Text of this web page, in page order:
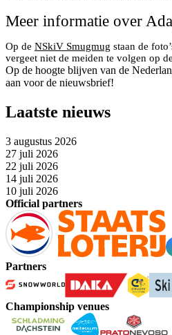
Meer informatie over
Op de NSkiV Smugmug staan de
vergeet niet de meiden te volgen op de
Op de hoogte blijven van de
aan voor de nieuwsbrief!
Laatste nieuws
3 augustus 2026
27 juli 2026
22 juli 2026
14 juli 2026
10 juli 2026
Official partners
Partners
Championship venues